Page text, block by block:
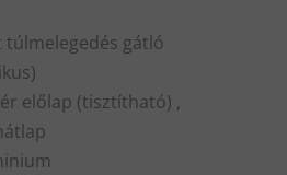
gátló
előlap (tisztítható) ,